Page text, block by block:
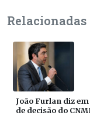
Relacionadas
João Furlan diz
de decisão do